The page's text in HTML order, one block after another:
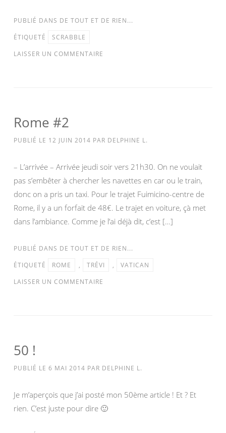
PUBLIÉ DANS DE TOUT ET DE RIEN...
ÉTIQUETÉ
SCRABBLE
LAISSER UN COMMENTAIRE
Rome #2
PUBLIÉ LE 12 JUIN 2014 PAR DELPHINE L.
– L’arrivée – Arrivée jeudi soir vers 21h30. On ne voulait
pas s’embêter à chercher les navettes en car ou le train,
donc on a pris un taxi. Pour le trajet Fuimicino-centre de
Rome, il y a un forfait de 48€. Le trajet en voiture, çà met
dans l’ambiance. Comme je l’ai déjà dit, c’est […]
PUBLIÉ DANS DE TOUT ET DE RIEN...
ÉTIQUETÉ
ROME , TRÉVI ,
VATICAN
LAISSER UN COMMENTAIRE
50 !
PUBLIÉ LE 6 MAI 2014 PAR DELPHINE L.
Je m’aperçois que j’ai posté mon 50ème article ! Et ? Et
rien. C’est juste pour dire 🙂